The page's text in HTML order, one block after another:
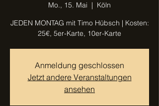
Mo., 15. Mai
  |
Köln
JEDEN MONTAG mit Timo Hübsch | Kosten:
25€, 5er-Karte, 10er-Karte
Anmeldung geschlossen
Jetzt andere Veranstaltungen
ansehen